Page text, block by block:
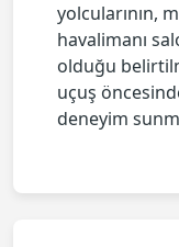
yolcularının,
havalimanı
olduğu
uçuş
deneyim